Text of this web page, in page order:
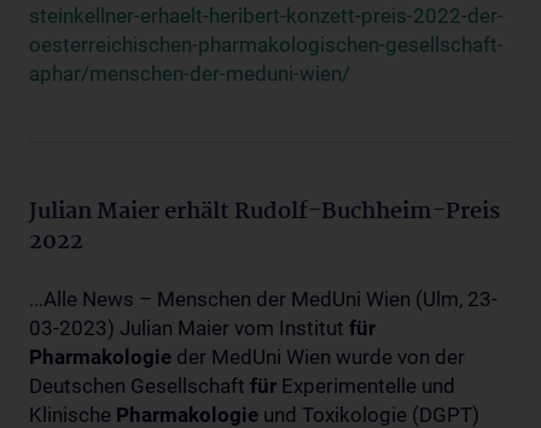
steinkellner-erhaelt-heribert-konzett-preis-2022-der-
oesterreichischen-pharmakologischen-gesellschaft-
aphar/menschen-der-meduni-wien/
Julian Maier erhält Rudolf-Buchheim-Preis
2022
...Alle News – Menschen der MedUni Wien (Ulm, 23-
03-2023) Julian Maier vom Institut für
Pharmakologie der MedUni Wien wurde von der
Deutschen Gesellschaft für Experimentelle und
Klinische Pharmakologie und Toxikologie (DGPT)